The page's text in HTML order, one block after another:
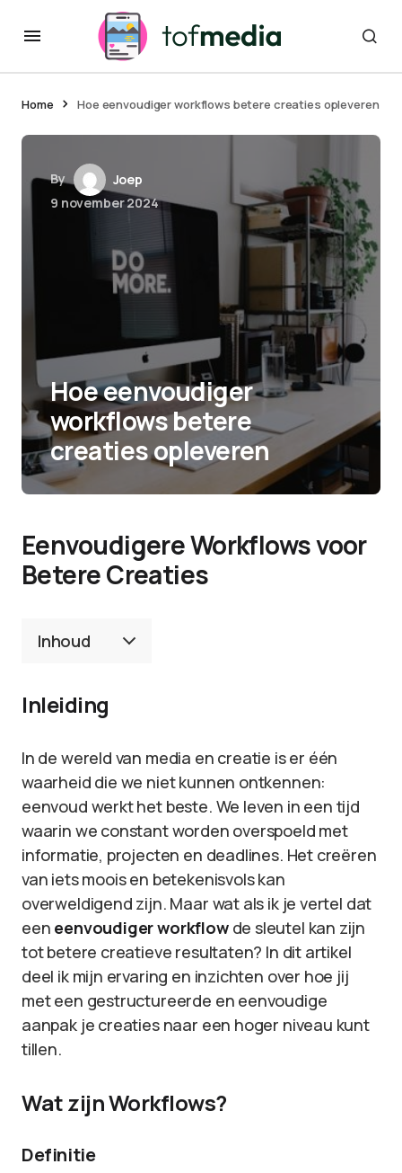
Home Hoe eenvoudiger workflows betere creaties opleveren
By
Joep
9 november 2024
Hoe eenvoudiger
workflows betere
creaties opleveren
Eenvoudigere Workflows voor
Betere Creaties
Inhoud
Inleiding
In de wereld van media en creatie is er één
waarheid die we niet kunnen ontkennen:
eenvoud werkt het beste. We leven in een tijd
waarin we constant worden overspoeld met
informatie, projecten en deadlines. Het creëren
van iets moois en betekenisvols kan
overweldigend zijn. Maar wat als ik je vertel dat
een eenvoudiger workflowde sleutel kan zijn
tot betere creatieve resultaten? In dit artikel
deel ik mijn ervaring en inzichten over hoe jij
met een gestructureerde en eenvoudige
aanpak je creaties naar een hoger niveau kunt
tillen.
Wat zijn Workflows?
Definitie